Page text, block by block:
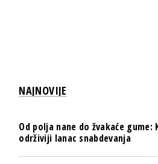
NAJNOVIJE
Od polja nane do žvakaće
održiviji lanac snabdevanja